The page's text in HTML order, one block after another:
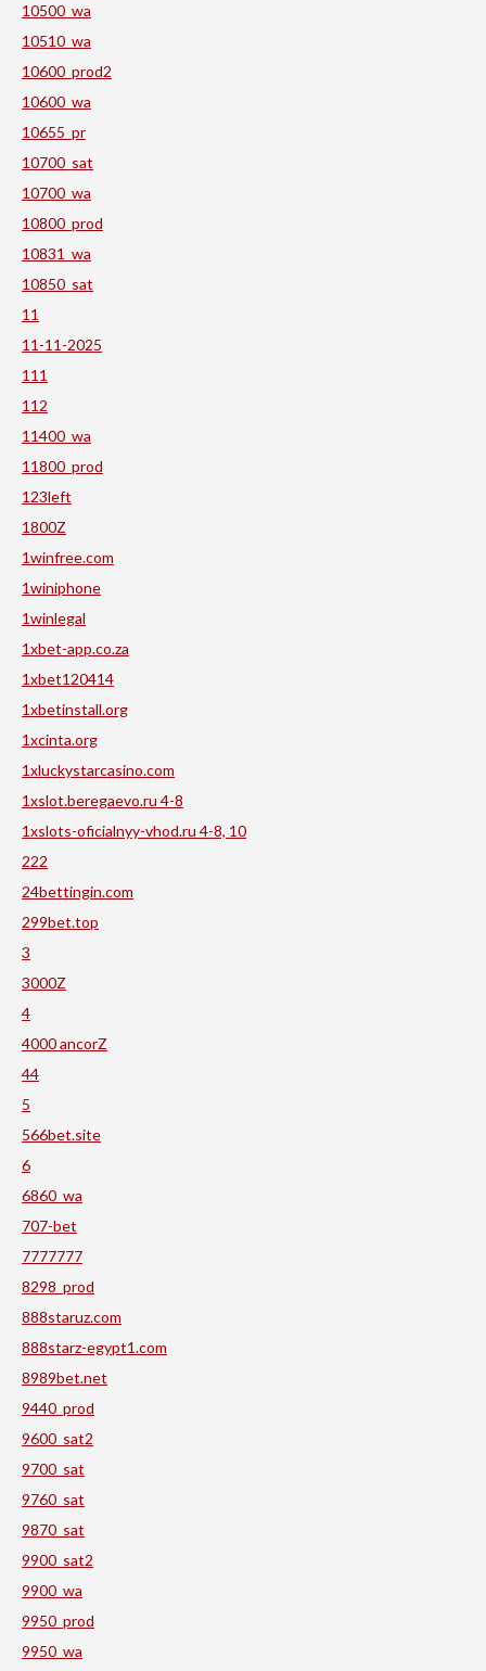
10500_wa
10510_wa
10600_prod2
10600_wa
10655_pr
10700_sat
10700_wa
10800_prod
10831_wa
10850_sat
11
11-11-2025
111
112
11400_wa
11800_prod
123left
1800Z
1winfree.com
1winiphone
1winlegal
1xbet-app.co.za
1xbet120414
1xbetinstall.org
1xcinta.org
1xluckystarcasino.com
1xslot.beregaevo.ru 4-8
1xslots-oficialnyy-vhod.ru 4-8, 10
222
24bettingin.com
299bet.top
3
3000Z
4
4000 ancorZ
44
5
566bet.site
6
6860_wa
707-bet
7777777
8298_prod
888staruz.com
888starz-egypt1.com
8989bet.net
9440_prod
9600_sat2
9700_sat
9760_sat
9870_sat
9900_sat2
9900_wa
9950_prod
9950_wa